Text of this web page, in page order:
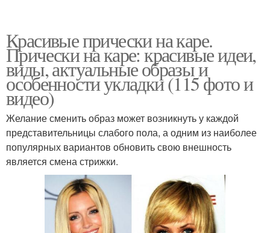
Красивые прически на каре.
Прически на каре: красивые идеи,
виды, актуальные образы и
особенности укладки (115 фото и
видео)
Желание сменить образ может возникнуть у каждой
представительницы слабого пола, а одним из наиболее
популярных вариантов обновить свою внешность
является смена стрижки.